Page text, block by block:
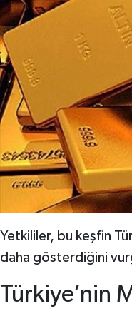
Yetkililer, bu keşfin
daha gösterdiğini
Türkiye’nin